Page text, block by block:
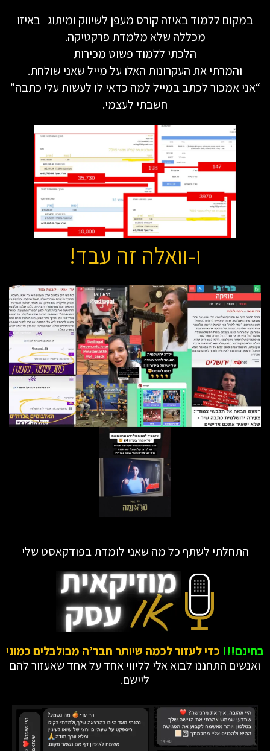
במקום ללמוד באיזה קורס מעפן לשיווק ומיתוג באיזו
מכללה שלא מלמדת פרקטיקה.
הלכתי ללמוד פשוט מכירות
והמרתי את העקרונות האלו על מייל שאני שולחת.
“אני אמכור לכתב במייל למה כדאי לו לעשות עלי כתבה”
חשבתי לעצמי.
ו-וואלה זה עבד!
התחלתי לשתף כל מה שאני לומדת בפודקאסט שלי
בחינם!!! כדי לעזור לכמה שיותר חבר’ה מבולבלים כמוני
ואנשים התחננו לבוא אלי לליווי אחד על אחד שאעזור להם
ליישם.